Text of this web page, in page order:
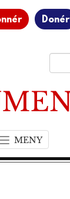
Donér
MENYT
o